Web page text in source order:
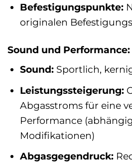
Befestigungspunkte:
originalen
Sound und Performance:
Sound:Sportlich,
Leistungssteigerung:
Abgasstroms für eine
Performance
Modifikationen)
Abgasgegendruck: